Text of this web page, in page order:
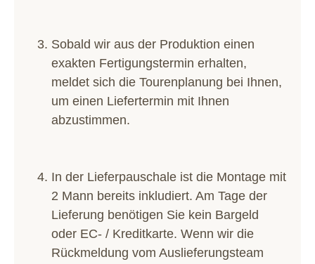
Sobald wir aus der Produktion einen
exakten Fertigungstermin erhalten,
meldet sich die Tourenplanung bei Ihnen,
um einen Liefertermin mit Ihnen
abzustimmen.
In der Lieferpauschale ist die Montage mit
2 Mann bereits inkludiert. Am Tage der
Lieferung benötigen Sie kein Bargeld
oder EC- / Kreditkarte. Wenn wir die
Rückmeldung vom Auslieferungsteam